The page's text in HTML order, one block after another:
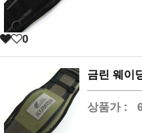
0
금린 웨이
상품가 :